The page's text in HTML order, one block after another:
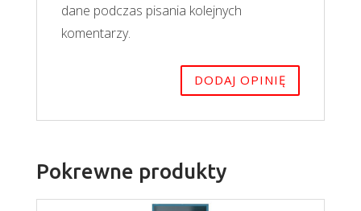
dane podczas pisania kolejnych
komentarzy.
Pokrewne produkty